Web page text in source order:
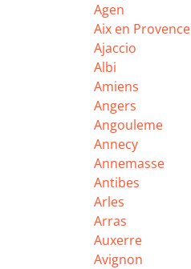
Agen
Aix en Provence
Ajaccio
Albi
Amiens
Angers
Angouleme
Annecy
Annemasse
Antibes
Arles
Arras
Auxerre
Avignon